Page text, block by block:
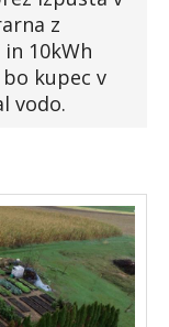
z
10kWh
kupec v
vodo.